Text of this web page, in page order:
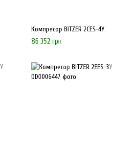
Компресор BITZER 2CES-4Y
86 352 грн